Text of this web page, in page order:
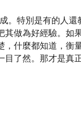
。特別是有的人
其做為好經驗。如
，什麼都知道，衡
目了然。那才是真